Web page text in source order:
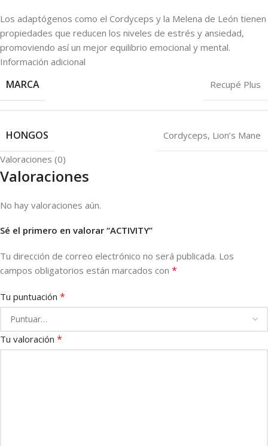
Los adaptógenos como el Cordyceps y la Melena de León tienen
propiedades que reducen los niveles de estrés y ansiedad,
promoviendo así un mejor equilibrio emocional y mental.
Información adicional
MARCA Recupé Plus
HONGOS Cordyceps, Lion’s Mane
Valoraciones (0)
Valoraciones
No hay valoraciones aún.
Sé el primero en valorar “ACTIVITY”
Tu dirección de correo electrónico no será publicada. Los
campos obligatorios están marcados con *
Tu puntuación *
Tu valoración *